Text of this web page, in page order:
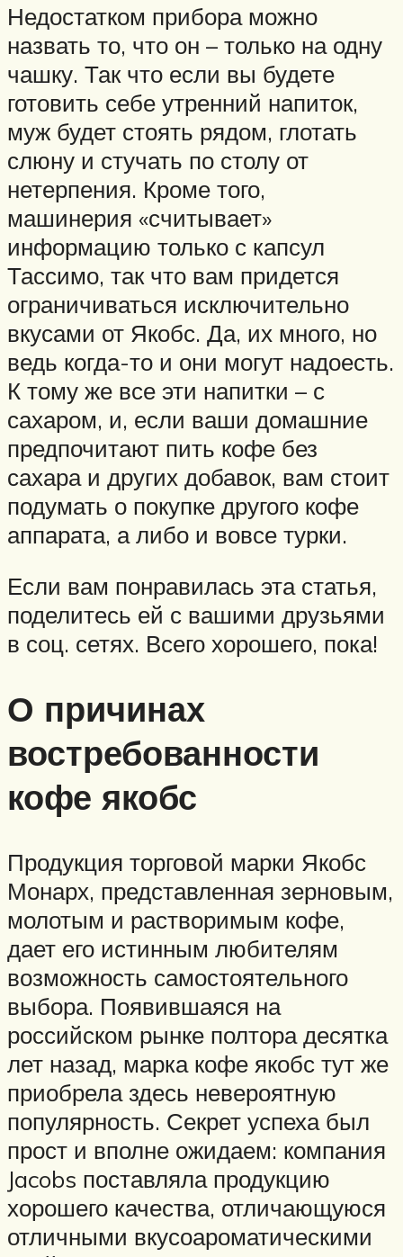
Недостатком прибора можно
назвать то, что он – только на одну
чашку. Так что если вы будете
готовить себе утренний напиток,
муж будет стоять рядом, глотать
слюну и стучать по столу от
нетерпения. Кроме того,
машинерия «считывает»
информацию только с капсул
Тассимо, так что вам придется
ограничиваться исключительно
вкусами от Якобс. Да, их много, но
ведь когда-то и они могут надоесть.
К тому же все эти напитки – с
сахаром, и, если ваши домашние
предпочитают пить кофе без
сахара и других добавок, вам стоит
подумать о покупке другого кофе
аппарата, а либо и вовсе турки.
Если вам понравилась эта статья,
поделитесь ей с вашими друзьями
в соц. сетях. Всего хорошего, пока!
О причинах
востребованности
кофе якобс
Продукция торговой марки Якобс
Монарх, представленная зерновым,
молотым и растворимым кофе,
дает его истинным любителям
возможность самостоятельного
выбора. Появившаяся на
российском рынке полтора десятка
лет назад, марка кофе якобс тут же
приобрела здесь невероятную
популярность. Секрет успеха был
прост и вполне ожидаем: компания
Jacobs поставляла продукцию
хорошего качества, отличающуюся
отличными вкусоароматическими